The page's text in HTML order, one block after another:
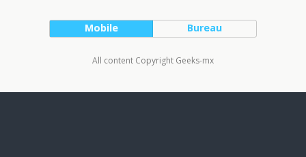
Mobile Bureau
All content Copyright Geeks-mx